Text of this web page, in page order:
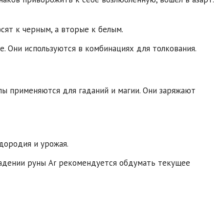
к черным, а вторые к белым.
используются в комбинациях для толкования.
применяются для гаданий и магии. Они заряжают
и урожая.
руны Ar рекомендуется обдумать текущее